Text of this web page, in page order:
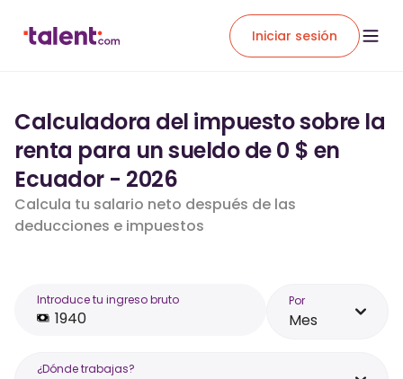
Iniciar sesión
Calculadora del impuesto sobre la
renta para un sueldo de 0 $ en
Ecuador - 2026
Calcula tu salario neto después de las
deducciones e impuestos
Introduce tu ingreso bruto Por
Mes
¿Dónde trabajas?